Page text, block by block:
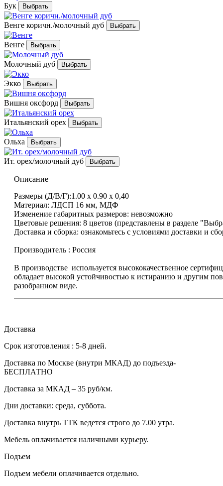
Бук
Венге коричн./молочный дуб
Венге
Молочный дуб
Экко
Вишня оксфорд
Итальянский орех
Ольха
Ит. орех/молочный дуб
Описание
Размеры (Д/В/Г):1.00 x 0.90 x 0,40
Материал: ЛДСП 16 мм, МДФ
Изменение габаритных размеров: невозможно
Цветовые решения: 8 цветов (представлены в разделе
Доставка и сборка: ознакомьтесь с условиями доставки и
Производитель : Россия
В производстве используется высококачественное
обладает высокой устойчивостью к истиранию и другим
разобранном виде.
Доставка
Срок изготовления : 5-8 дней.
Доставка по Москве (внутри МКАД) до подъезда-
БЕСПЛАТНО
Доставка за МКАД – 35 руб/км.
Дни доставки: среда, суббота.
Доставка внутрь ТТК ведется строго до 7.00 утра.
Мебель оплачивается наличными курьеру.
Подъем
Подъем мебели оплачивается отдельно.